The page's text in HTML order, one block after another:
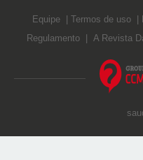
Equipe Termos de uso
Regulamento
A Revista